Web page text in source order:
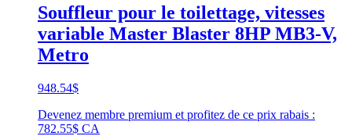
Souffleur pour le toilettage, vitesses
variable Master Blaster 8HP MB3-V,
Metro
948.54$
Devenez membre premium et profitez de ce prix rabais :
782.55$ CA